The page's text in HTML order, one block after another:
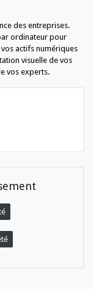
des entreprises.
ordinateur pour
actifs numériques
visuelle de vos
vos experts.